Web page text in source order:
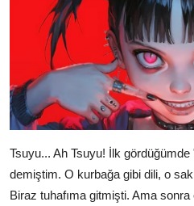
Tsuyu... Ah Tsuyu! İlk gördüğümde
demiştim. O kurbağa gibi dili, o
Biraz tuhafıma gitmişti. Ama